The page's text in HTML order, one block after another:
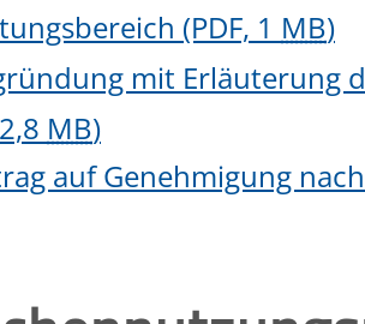
(PDF, 1 MB)
mit Erläuterung
MB)
auf Genehmigung